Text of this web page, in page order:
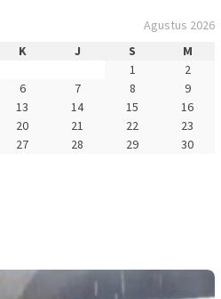
Agustus 2026
K J S
M
1
2
6 7 8
9
13 14 15
16
20 21 22
23
27 28 29
30